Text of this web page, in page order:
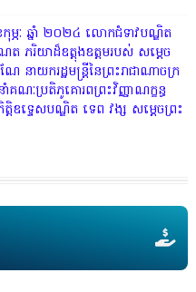
ម្ភៈ ឆ្នាំ ២០២៤ លោកជំទាវបណ្ឌិត
ត ភរិយាដ៏ឧត្តុងឧត្តមរបស់ សម្តេច
នាយករដ្ឋមន្រ្តីនៃព្រះរាជាណាចក្រ
គណៈប្រតិភូគោរពព្រះវិញ្ញាណក្ខន្ធ
តិឧទ្ទេសបណ្ឌិត ទេព វង្ស សម្តេចព្រះ